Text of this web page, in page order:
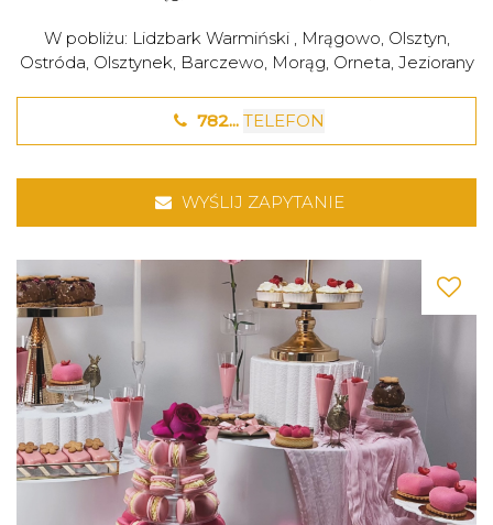
W pobliżu: Lidzbark Warmiński , Mrągowo, Olsztyn,
Ostróda, Olsztynek, Barczewo, Morąg, Orneta, Jeziorany
782... TELEFON
WYŚLIJ ZAPYTANIE